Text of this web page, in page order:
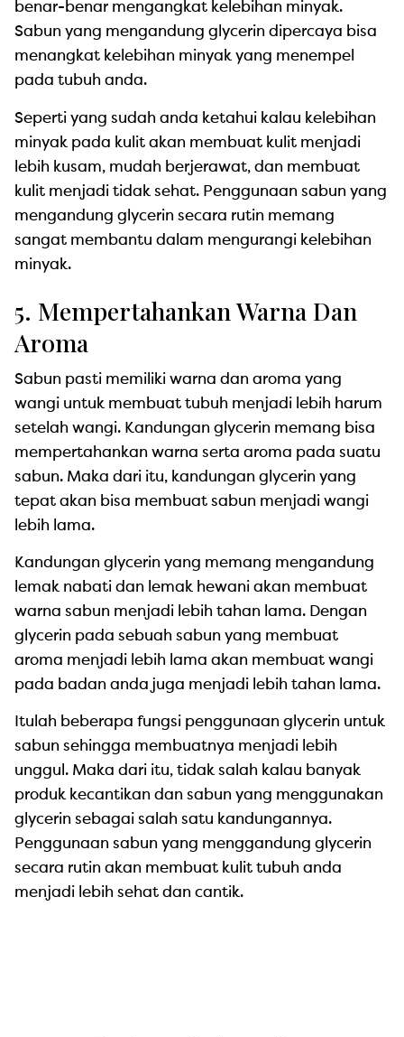
benar-benar mengangkat kelebihan minyak.
Sabun yang mengandung glycerin dipercaya bisa
menangkat kelebihan minyak yang menempel
pada tubuh anda.
Seperti yang sudah anda ketahui kalau kelebihan
minyak pada kulit akan membuat kulit menjadi
lebih kusam, mudah berjerawat, dan membuat
kulit menjadi tidak sehat. Penggunaan sabun yang
mengandung glycerin secara rutin memang
sangat membantu dalam mengurangi kelebihan
minyak.
5. Mempertahankan Warna Dan
Aroma
Sabun pasti memiliki warna dan aroma yang
wangi untuk membuat tubuh menjadi lebih harum
setelah wangi. Kandungan glycerin memang bisa
mempertahankan warna serta aroma pada suatu
sabun. Maka dari itu, kandungan glycerin yang
tepat akan bisa membuat sabun menjadi wangi
lebih lama.
Kandungan glycerin yang memang mengandung
lemak nabati dan lemak hewani akan membuat
warna sabun menjadi lebih tahan lama. Dengan
glycerin pada sebuah sabun yang membuat
aroma menjadi lebih lama akan membuat wangi
pada badan anda juga menjadi lebih tahan lama.
Itulah beberapa fungsi penggunaan glycerin untuk
sabun sehingga membuatnya menjadi lebih
unggul. Maka dari itu, tidak salah kalau banyak
produk kecantikan dan sabun yang menggunakan
glycerin sebagai salah satu kandungannya.
Penggunaan sabun yang menggandung glycerin
secara rutin akan membuat kulit tubuh anda
menjadi lebih sehat dan cantik.